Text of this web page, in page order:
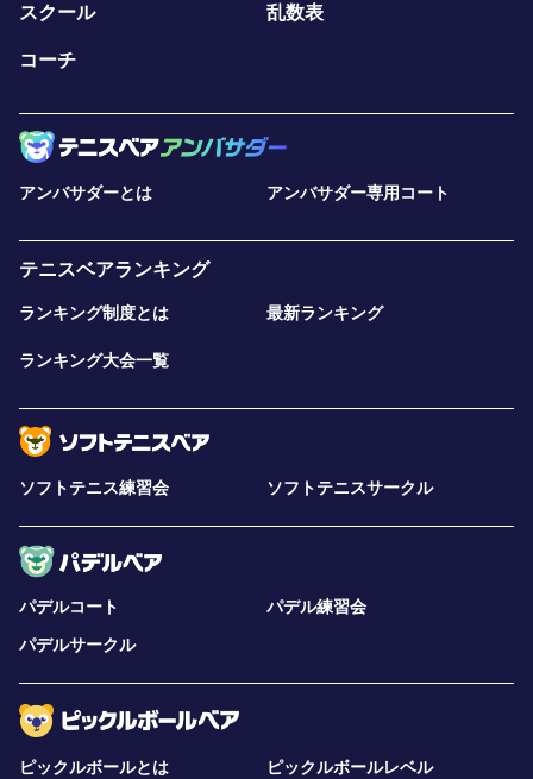
スクール 乱数表
コーチ
アンバサダーとは アンバサダー専用コート
テニスベアランキング
ランキング制度とは 最新ランキング
ランキング大会一覧
ソフトテニス練習会 ソフトテニスサークル
パデルコート
パデル練習会
パデルサークル
ピックルボールとは
ピックルボールレベル